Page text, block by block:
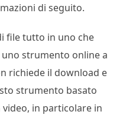
di seguito.
file tutto in uno che
strumento online a
richiede il download e
strumento basato
in particolare in